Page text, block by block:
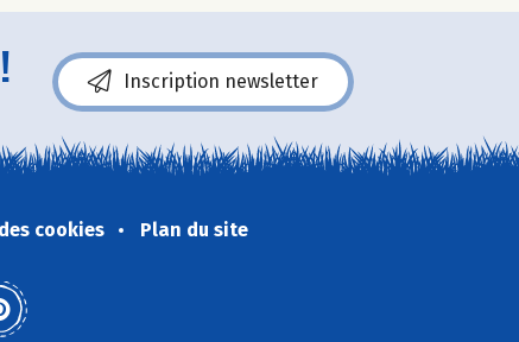
Inscription newsletter
cookies Plan du site